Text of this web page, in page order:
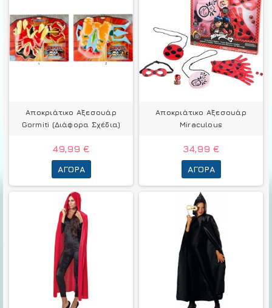
Αποκριάτικο Αξεσουάρ
Gormiti (Διάφορα Σχέδια)
49,99 €
ΑΓΟΡΆ
Αποκριάτικο Αξεσουάρ
Miraculous
34,99 €
ΑΓΟΡΆ